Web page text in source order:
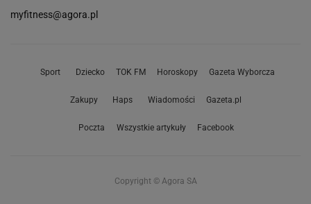
myfitness@agora.pl
Sport Dziecko TOK FM Horoskopy Gazeta Wyborcza
Zakupy Haps Wiadomości Gazeta.pl
Poczta Wszystkie artykuły Facebook
Copyright © Agora SA